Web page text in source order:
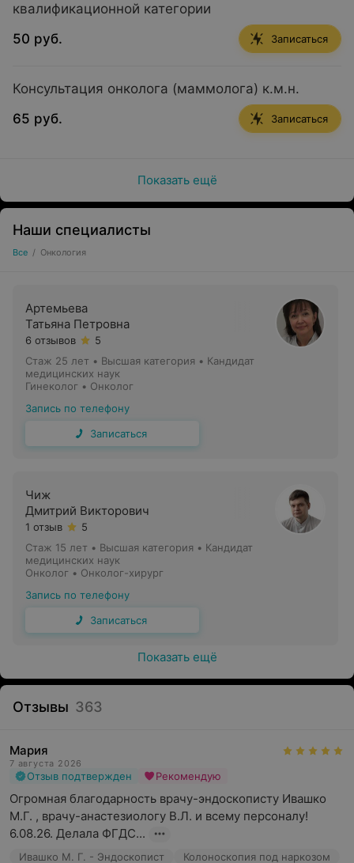
квалификационной категории
50 руб.
Записаться
Консультация онколога (маммолога) к.м.н.
65 руб.
Записаться
Показать ещё
Наши специалисты
Все / Онкология
Артемьева
Татьяна Петровна
6 отзывов
5
Стаж 25 лет • Высшая категория • Кандидат
медицинских наук
Гинеколог • Онколог
Запись по телефону
Записаться
Чиж
Дмитрий Викторович
1 отзыв
5
Стаж 15 лет • Высшая категория • Кандидат
медицинских наук
Онколог • Онколог-хирург
Запись по телефону
Записаться
Показать ещё
Отзывы 363
Мария
7 августа 2026
Отзыв подтвержден Рекомендую
Огромная благодарность врачу-эндоскописту Ивашко
М.Г. , врачу-анастезиологу В.Л. и всему персоналу!
6.08.26. Делала ФГДС...
Ивашко М. Г. - Эндоскопист Колоноскопия под наркозом